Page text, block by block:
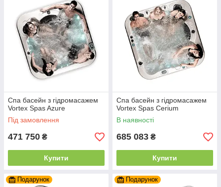
Спа басейн з гідромасажем
Vortex Spas Azure
Під замовлення
471 750 ₴
Купити
Спа басейн з гідромасажем
Vortex Spas Cerium
В наявності
685 083 ₴
Купити
Подарунок Подарунок